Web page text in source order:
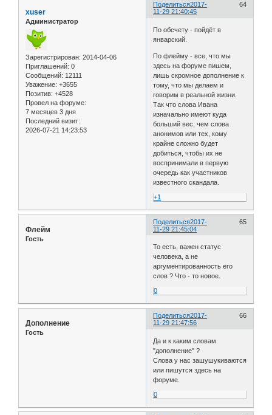
Поделиться 64
2017-
11-29 21:40:45
xuser
Администратор
Зарегистрирован: 2014-04-06
Приглашений: 0
Сообщений: 12111
Уважение: +3655
Позитив: +4528
Провел на форуме:
7 месяцев 3 дня
Последний визит:
2026-07-21 14:23:53
По обсчету - пойдёт в
январский.
По флейму - все, что мы
здесь на форуме пишем,
лишь скромное дополнение к
тому, что мы делаем и
говорим в реальной жизни.
Так что слова Ивана
изначально имеют куда
больший вес, чем слова
анонимов или тех, кому
крайне сложно будет
добиться, чтобы их не
воспринимали в первую
очередь как участников
известного скандала.
+1
Поделиться 65
2017-
11-29 21:45:04
Флейм
Гость
То есть, важен статус
человека, а не
аргументированность его
слов ? Что - то новое.
0
Поделиться 66
2017-
11-29 21:47:56
Дополнение
Гость
Да и к каким словам
"дополнение" ?
Слова у нас зашушукиваются
или пишутся здесь на
форуме.
0